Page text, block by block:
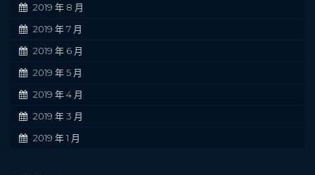
2019 年 8 月
2019 年 7 月
2019 年 6 月
2019 年 5 月
2019 年 4 月
2019 年 3 月
2019 年 1 月